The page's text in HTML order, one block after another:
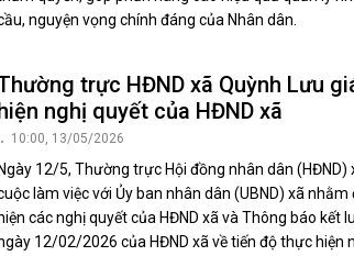
nguyện vọng chính đáng của Nhân dân.
trực HĐND xã Quỳnh Lưu
nghị quyết của HĐND xã
10:00, 13/05/2026
Ngày 12/5, Thường trực Hội đồng nhân dân
làm việc với Ủy ban nhân dân (UBND) xã
hiện các nghị quyết của HĐND xã và Thông báo kết
12/02/2026 của HĐND xã về tiến độ thực hiện